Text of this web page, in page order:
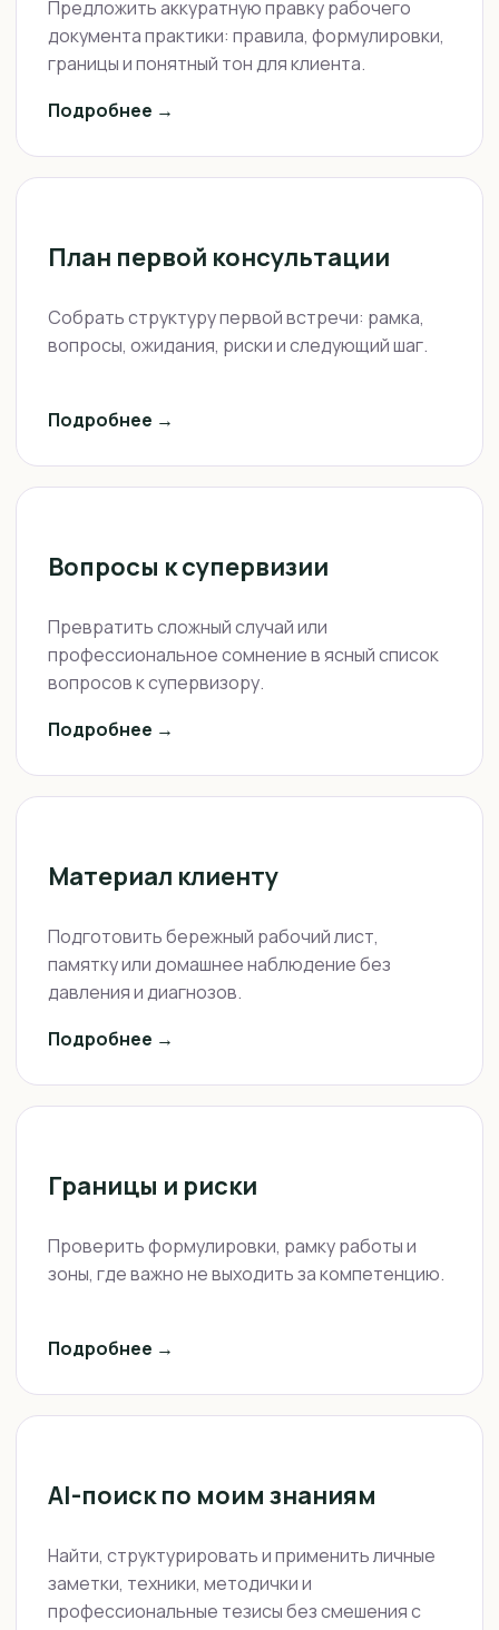
Предложить аккуратную правку рабочего
документа практики: правила, формулировки,
границы и понятный тон для клиента.
Подробнее →
План первой консультации
Собрать структуру первой встречи: рамка,
вопросы, ожидания, риски и следующий шаг.
Подробнее →
Вопросы к супервизии
Превратить сложный случай или
профессиональное сомнение в ясный список
вопросов к супервизору.
Подробнее →
Материал клиенту
Подготовить бережный рабочий лист,
памятку или домашнее наблюдение без
давления и диагнозов.
Подробнее →
Границы и риски
Проверить формулировки, рамку работы и
зоны, где важно не выходить за компетенцию.
Подробнее →
AI-поиск по моим знаниям
Найти, структурировать и применить личные
заметки, техники, методички и
профессиональные тезисы без смешения с